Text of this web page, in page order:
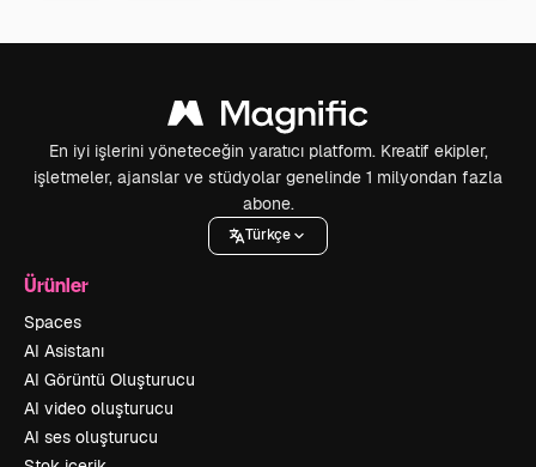
En iyi işlerini yöneteceğin yaratıcı platform. Kreatif ekipler,
işletmeler, ajanslar ve stüdyolar genelinde 1 milyondan fazla
abone.
Türkçe
Ürünler
Spaces
AI Asistanı
AI Görüntü Oluşturucu
AI video oluşturucu
AI ses oluşturucu